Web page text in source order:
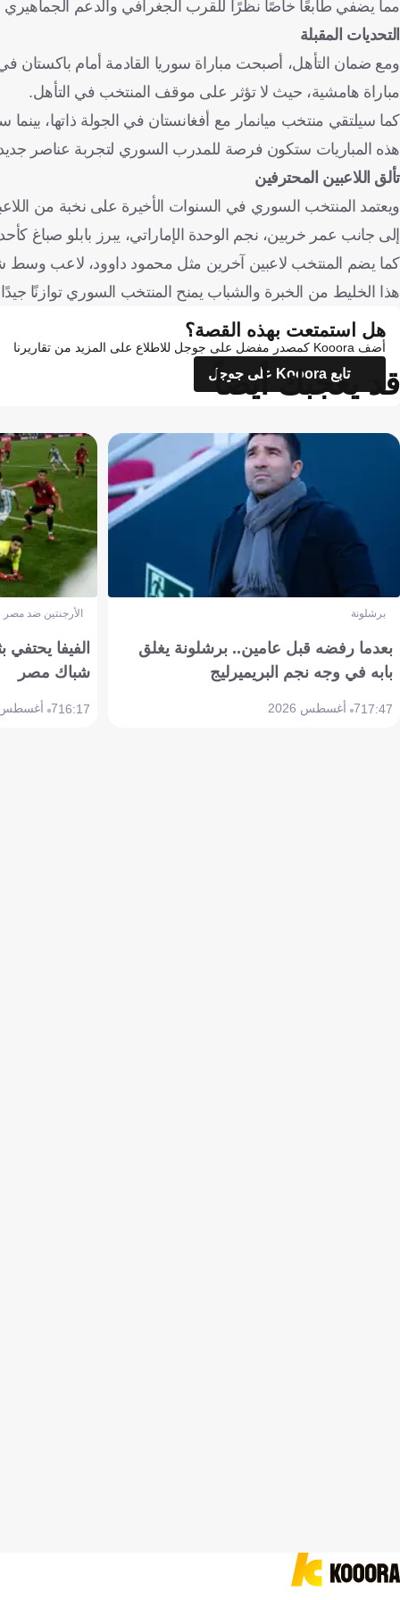
مما يضفي طابعًا خاصًا نظرًا للقرب الجغرافي والدعم الجماهيري
التحديات المقبلة
مباراة هامشية، حيث لا تؤثر على موقف المنتخب في التأهل.
كما سيلتقي منتخب ميانمار مع أفغانستان في الجولة ذاتها، بينما ستختتم التصفيات
هذه المباريات ستكون فرصة للمدرب السوري لتجربة عناصر
تألق اللاعبين المحترفين
ويعتمد المنتخب السوري في السنوات الأخيرة على نخبة من
إلى جانب عمر خربين، نجم الوحدة الإماراتي، يبرز بابلو صباغ
كما يضم المنتخب لاعبين آخرين مثل محمود داوود، لاعب وسط
هذا الخليط من الخبرة والشباب يمنح المنتخب السوري توازنًا
هل استمتعت بهذه القصة؟
أضف Kooora كمصدر مفضل على جوجل للاطلاع على المزيد من تقاريرنا
تابع Kooora على جوجل
قد يعجبك أيضاً
برشلونة
بعدما رفضه قبل عامين.. برشلونة يغلق
بابه في وجه نجم البريميرليج
17:477 أغسطس 2026
الأرجنتين ضد مصر
الفيفا يحتفي
شباك مصر
16:177 أغسطس 2026